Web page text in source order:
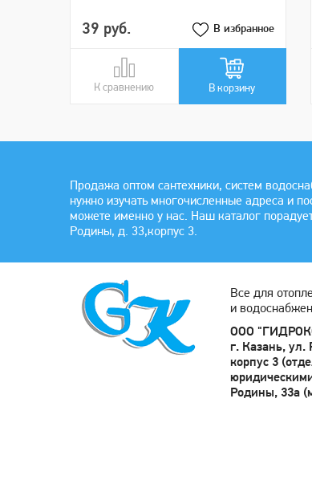
39 руб. В избранное
К сравнению
В сравнении В корзину
Продажа оптом сантехники, систем
нужно изучать многочисленные адреса и
можете именно у нас. Наш каталог
Родины, д. 33,корпус 3.
Все для
и
ООО
г. Казань, ул.
корпус 3
Родины, 33а